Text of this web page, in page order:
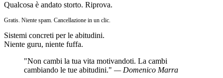
Qualcosa è andato storto. Riprova.
Gratis. Niente spam. Cancellazione in un clic.
Sistemi concreti per le abitudini.
Niente guru, niente fuffa.
"Non cambi la tua vita motivandoti. La cambi
cambiando le tue abitudini." — Domenico Marra